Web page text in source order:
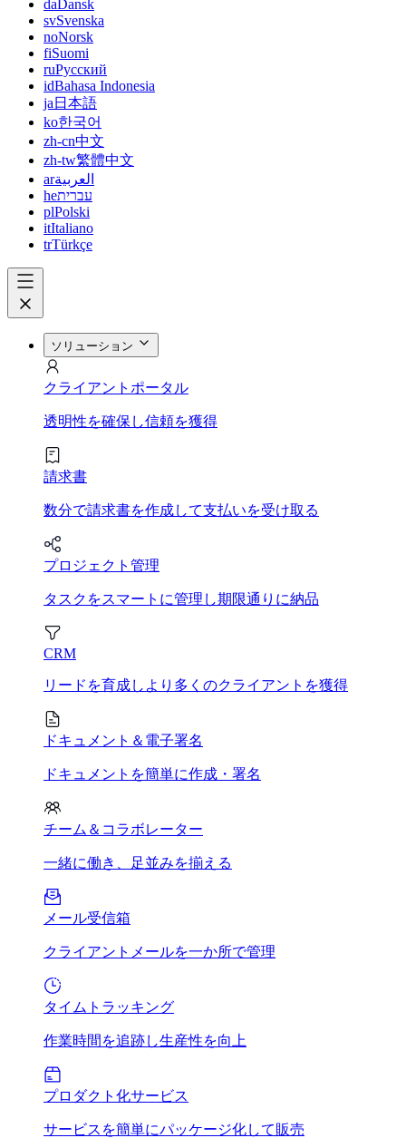
da Dansk
svSvenska
noNorsk
fiSuomi
ruРусский
idBahasa Indonesia
ja 日本語
ko한국어
zh-cn中文
zh-tw繁體中文
arالعربية
heעברית
plPolski
itItaliano
trTürkçe
ソリューション
クライアントポータル
透明性を確保し信頼を獲得
請求書
数分で請求書を作成して支払いを受け取る
プロジェクト管理
タスクをスマートに管理し期限通りに納品
CRM
リードを育成しより多くのクライアントを獲得
ドキュメント＆電子署名
ドキュメントを簡単に作成・署名
チーム＆コラボレーター
一緒に働き、足並みを揃える
メール受信箱
クライアントメールを一か所で管理
タイムトラッキング
作業時間を追跡し生産性を向上
プロダクト化サービス
サービスを簡単にパッケージ化して販売